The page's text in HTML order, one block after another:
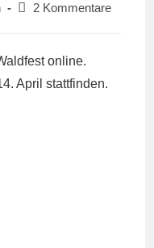
Beitrags-
2 Kommentare
online.
April stattfinden.